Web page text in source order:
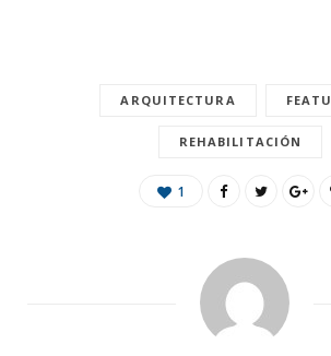
ARQUITECTURA
REHABILITACIÓN
1